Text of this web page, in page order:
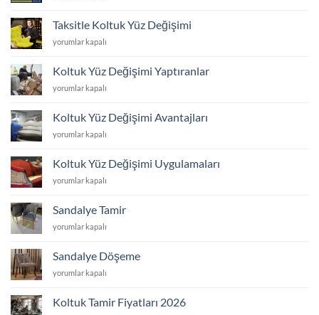
için
Fiyatları
için
Taksitle Koltuk Yüz Değişimi
Taksitle
Değişimi
için
yorumlar kapalı
Koltuk Yüz Değişimi Yaptıranlar
Koltuk
Yaptıranlar
için
yorumlar kapalı
Koltuk Yüz Değişimi Avantajları
Koltuk
Avantajları
için
yorumlar kapalı
Koltuk Yüz Değişimi Uygulamaları
Koltuk
Uygulamaları
için
yorumlar kapalı
Sandalye Tamir
Sandalye
yorumlar kapalı
Sandalye Döşeme
Sandalye
yorumlar kapalı
Koltuk Tamir Fiyatları 2026